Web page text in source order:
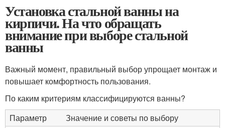
Установка стальной ванны на
кирпичи. На что обращать
внимание при выборе стальной
ванны
Важный момент, правильный выбор упрощает монтаж и
повышает комфортность пользования.
По каким критериям классифицируются ванны?
Параметр
Значение и советы по выбору